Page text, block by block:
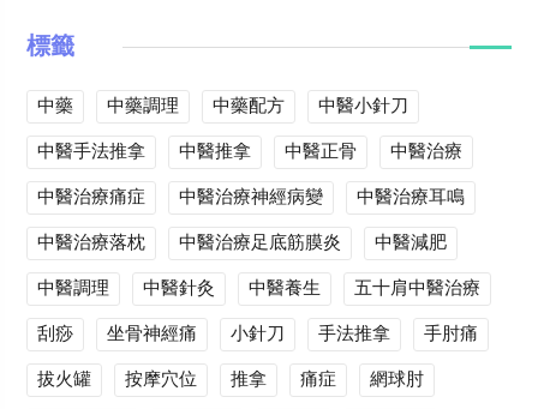
標籤
中藥 中藥調理 中藥配方
中醫小針刀
中醫手法推拿
中醫推拿 中醫正骨
中醫治療
中醫治療痛症
中醫治療神經病變
中醫治療耳鳴
中醫治療落枕
中醫治療足底筋膜炎
中醫減肥
中醫調理
中醫針灸 中醫養生
五十肩中醫治療
刮痧
坐骨神經痛 小針刀 手法推拿
手肘痛
拔火罐
按摩穴位 推拿 痛症
網球肘